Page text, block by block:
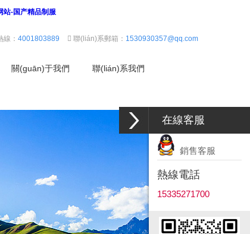
站-国产精品制服
： 4001803889 聯(lián)系郵箱： 1530930357@qq.com
關(guān)于我們 聯(lián)系我們
在線客服
銷售客服
熱線電話
15335271700